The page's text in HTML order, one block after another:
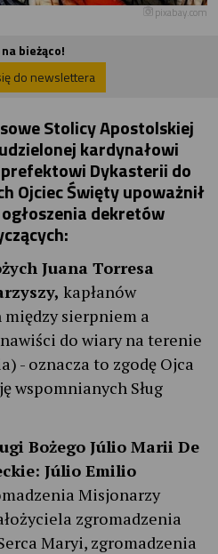
pixabay.com
bieżąco!
do newslettera
Stolicy Apostolskiej
kardynałowi
Dykasterii do
Ojciec Święty upoważnił
dekretów
Juana Torresa
kapłanów
sierpniem a
do wiary na terenie
- oznacza to zgodę Ojca
wspomnianych Sług
Bożego Júlio Marii De
Júlio Emilio
Misjonarzy
zgromadzenia
Maryi, zgromadzenia